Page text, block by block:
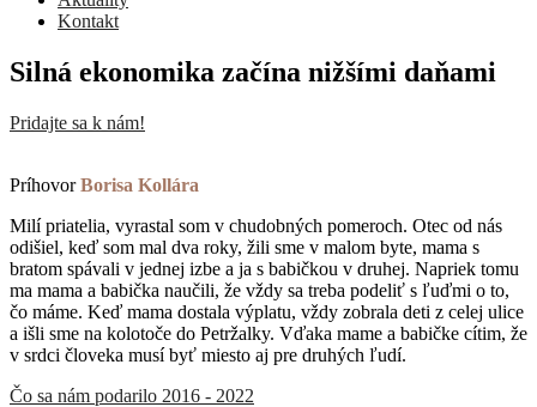
Kontakt
Silná ekonomika začína nižšími daňami
Pridajte sa k nám!
Príhovor Borisa Kollára
Milí priatelia, vyrastal som v chudobných pomeroch. Otec od nás
odišiel, keď som mal dva roky, žili sme v malom byte, mama s
bratom spávali v jednej izbe a ja s babičkou v druhej. Napriek tomu
ma mama a babička naučili, že vždy sa treba podeliť s ľuďmi o to,
čo máme. Keď mama dostala výplatu, vždy zobrala deti z celej ulice
a išli sme na kolotoče do Petržalky. Vďaka mame a babičke cítim, že
v srdci človeka musí byť miesto aj pre druhých ľudí.
Čo sa nám podarilo 2016 - 2022